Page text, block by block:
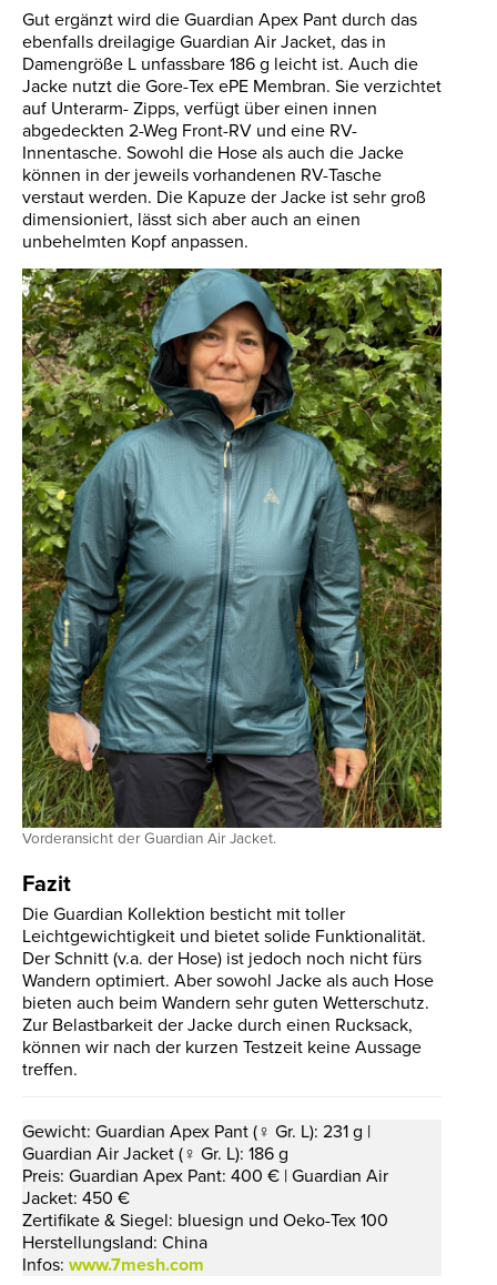
Gut ergänzt wird die Guardian Apex Pant durch das
ebenfalls dreilagige Guardian Air Jacket, das in
Damengröße L unfassbare 186 g leicht ist. Auch die
Jacke nutzt die Gore-Tex ePE Membran. Sie verzichtet
auf Unterarm- Zipps, verfügt über einen innen
abgedeckten 2-Weg Front-RV und eine RV-
Innentasche. Sowohl die Hose als auch die Jacke
können in der jeweils vorhandenen RV-Tasche
verstaut werden. Die Kapuze der Jacke ist sehr groß
dimensioniert, lässt sich aber auch an einen
unbehelmten Kopf anpassen.
Vorderansicht der Guardian Air Jacket.
Fazit
Die Guardian Kollektion besticht mit toller
Leichtgewichtigkeit und bietet solide Funktionalität.
Der Schnitt (v.a. der Hose) ist jedoch noch nicht fürs
Wandern optimiert. Aber sowohl Jacke als auch Hose
bieten auch beim Wandern sehr guten Wetterschutz.
Zur Belastbarkeit der Jacke durch einen Rucksack,
können wir nach der kurzen Testzeit keine Aussage
treffen.
Gewicht: Guardian Apex Pant (♀ Gr. L): 231 g |
Guardian Air Jacket (♀ Gr. L): 186 g
Preis: Guardian Apex Pant: 400 € | Guardian Air
Jacket: 450 €
Zertifikate & Siegel: bluesign und Oeko-Tex 100
Herstellungsland: China
Infos: www.7mesh.com